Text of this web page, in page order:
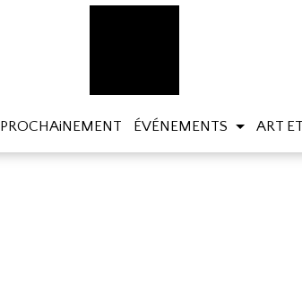
PROCHAiNEMENT ÉVÉNEMENTS ART